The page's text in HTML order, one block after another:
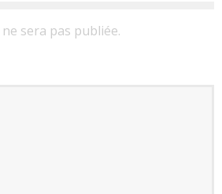
sera pas publiée.